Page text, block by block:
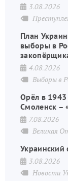
3.08.2026
План
выборы в
4.08.2026
Выборы в
Орёл в 1943
Смоленск –
7.08.2026
Великая
Украинский
3.08.2026
Новости